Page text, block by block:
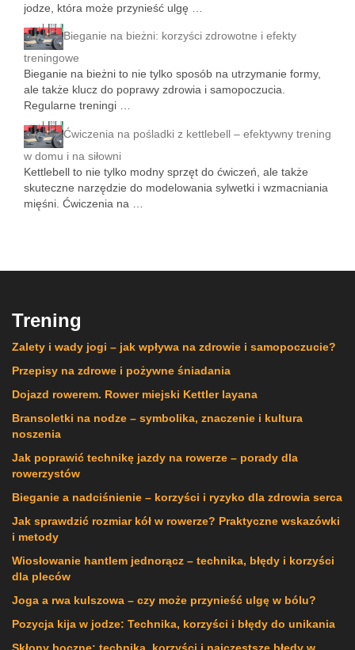
jodze, która może przynieść ulgę …
Bieganie na bieżni: korzyści zdrowotne i efekty
treningowe
Bieganie na bieżni to nie tylko sposób na utrzymanie formy,
ale także klucz do poprawy zdrowia i samopoczucia.
Regularne treningi …
Ćwiczenia na pośladki z kettlebell – efektywny trening
w domu i na siłowni
Kettlebell to nie tylko modny sprzęt do ćwiczeń, ale także
skuteczne narzędzie do modelowania sylwetki i wzmacniania
mięśni. Ćwiczenia na …
Trening
Zalety i wady jogi – jak wpływa na zdrowie i samopoczucie?
Przepisy na zdrowe i pożywne śniadania
Dojazd rowerem. Rower miejski Kettler layana
Bransoletki na nodze – symbolika, znaczenie i kultura
noszenia
Jak poprawić technikę jazdy na rowerze – porady dla
rowerzystów
Bieganie a nadciśnienie – korzyści i ryzyko dla zdrowia serca
Jak sprawdzić rozmiar kół w rowerze? Praktyczne wskazówki
i metody
Wiosłowanie hantlem jednorącz – technika, błędy i korzyści
dla pleców
Joga a rwa kulszowa – czy może przynieść ulgę w bólu?
Pozycja kija w jodze: Technika, korzyści i błędy do unikania
Skłony boczne: technika, korzyści i najczęstsze błędy w